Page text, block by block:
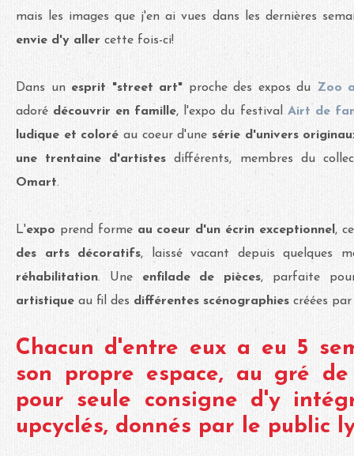
mais les images que j'en ai vues dans les dernières
envie d'y aller cette fois-ci!
Dans unesprit "street art" proche des expos du Zoo
adoré découvrir en famille, l'expo du festival Airt de
ludique et coloré au coeur d'unesérie d'univers
une trentaine d'artistesdifférents, membres du
Omart.
L'expo prend forme au coeur d'un écrin exceptionnel ,
des arts décoratifs, laissé vacant depuis quelques
réhabilitation. Une enfilade de pièces, parfaite
artistique au fil des différentes scénographies créées
Chacun d'entre eux a eu 5
son propre espace, au gré
pour seule consigne d'y
upcyclés, donnés par le public